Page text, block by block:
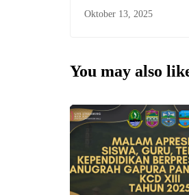
SMKN 1 Padaherang
Oktober 13, 2025
You may also